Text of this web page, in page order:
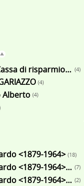
Fondazione Cassa di risparmio di Biella (4)
(4)
Alberto (4)
<1879-1964> (18)
Gualino, Riccardo <1879-1964> - Diari e memorie (7)
Gualino, Riccardo <1879-1964> - Autobiografia (2)